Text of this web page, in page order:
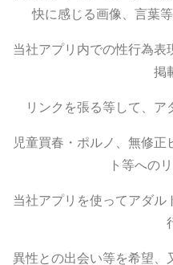
快に感じる画像、言葉
当社アプリ内での性行為
掲
リンクを張る等して、
児童買春・ポルノ、無修
ト等への
当社アプリを使ってアダル
異性との出会い等を希望、